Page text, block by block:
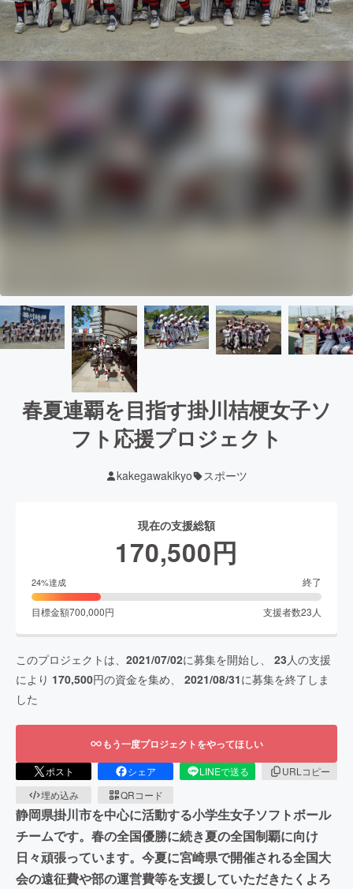
春夏連覇を目指す掛川桔梗女子ソ
フト応援プロジェクト
kakegawakikyo スポーツ
現在の支援総額
170,500円
24%達成 終了
目標金額700,000円 支援者数23 人
このプロジェクトは、 2021/07/02に募集を開始し、 23人の支援
により 170,500円の資金を集め、 2021/08/31に募集を終了しま
した
もう一度プロジェクトをやってほしい
ポスト シェア LINEで送る
URLコピー
埋め込み
QRコード
静岡県掛川市を中心に活動する小学生女子ソフトボール
チームです。春の全国優勝に続き夏の全国制覇に向け
日々頑張っています。今夏に宮崎県で開催される全国大
会の遠征費や部の運営費等を支援していただきたくよろ